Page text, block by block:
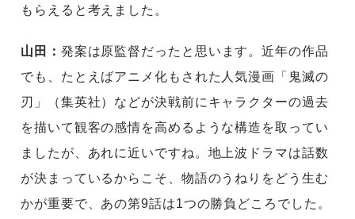
もらえると考えました。
山田： 発案は原監督だったと思います。近年の作品
でも、たとえばアニメ化もされた人気漫画「鬼滅の
刃」（集英社）などが決戦前にキャラクターの過去
を描いて観客の感情を高めるような構造を取ってい
ましたが、あれに近いですね。地上波ドラマは話数
が決まっているからこそ、物語のうねりをどう生む
かが重要で、あの第9話は1つの勝負どころでした。